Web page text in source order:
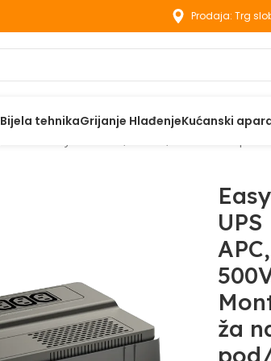
Prodaja: Trg
Bijela tehnikaGrijanje HlađenjeKućanski
Easy
UPS
APC,
ža